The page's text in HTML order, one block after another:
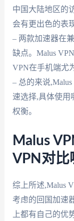
中国大陆地区的
会有更出色的表现
– 两款加速器在
缺点。Malus
VPN在手机端尤
– 总的来说
速选择,具体使用
权衡。
Malus
VPN对比
综上所述,Malus
考虑的回国加速
上都有自己的优